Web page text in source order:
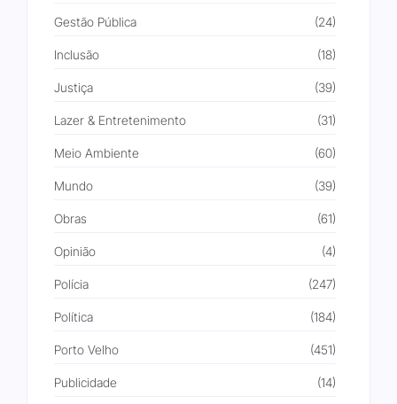
Gestão Pública (24)
Inclusão (18)
Justiça (39)
Lazer & Entretenimento (31)
Meio Ambiente (60)
Mundo (39)
Obras (61)
Opinião (4)
Polícia (247)
Política (184)
Porto Velho (451)
Publicidade (14)